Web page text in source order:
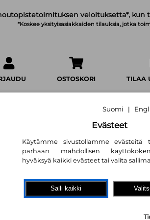
veloituksetta*, kun
*Koskee yksityisasiakkaiden tilauksia, jotka
OSTOSKORI TILAA
Marja
Suomi |
Evästeet
Käytämme sivustollamme evästeitä
parhaan mahdollisen
hyväksyä kaikki evästeet tai valita
Salli kaikki